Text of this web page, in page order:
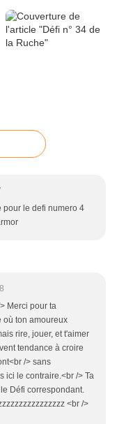
pour le defi numero 4
Merci pour ta
où ton amoureux
rire, jouer, et t'aimer
tendance à croire
/> sans
ici le contraire.<br /> Ta
Défi correspondant.
<br />